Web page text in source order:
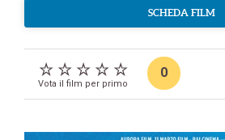
SCHEDA FILM
Vota il film per primo
0